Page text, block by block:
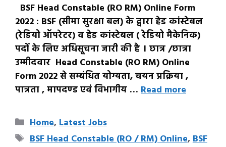
BSF Head Constable (RO RM) Online Form
2022 : BSF (सीमा सुरक्षा बल) के द्वारा हेड कांस्टेबल
(रेडियो ऑपरेटर) व हेड कांस्टेबल ( रेडियो मैकेनिक)
पदों के लिए अधिसूचना जारी की है । छात्र /छात्रा
उम्मीदवार Head Constable (RO RM) Online
Form 2022 से सम्बंधित योग्यता, चयन प्रक्रिया ,
पात्रता , मापदण्ड एवं विभागीय … Read more
Categories
Home,Latest Jobs
Tags
BSF Head Constable (RO / RM) Online,BSF